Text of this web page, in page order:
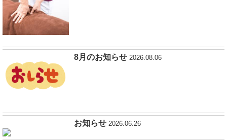
8月のお知らせ 2026.08.06
お知らせ 2026.06.26